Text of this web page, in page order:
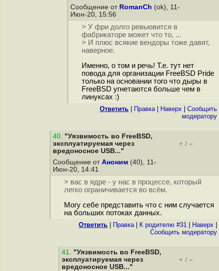
Сообщение от RomanCh (ok), 11-
Июн-20, 15:56
> У фри долго ревьювится в
фабрикаторе может что то, ...
> И плюс всякие вендоры тоже давят,
наверное.
Именно, о том и речь! Т.е. тут нет
повода для организации FreeBSD Pride
только на основании того что дыры в
FreeBSD угнетаются больше чем в
линуксах :)
Ответить Правка| Наверх
Cообщить
модератору
40. "Уязвимость во FreeBSD,
эксплуатируемая через
вредоносное USB..."
+ / –
Сообщение от Аноним (40), 11-
Июн-20, 14:41
> вас в ядре - у нас в процессе, который
легко ограничивается во всём.
Могу себе представить что с ним случается
на больших потоках данных.
Ответить Правка| К родителю #31 Наверх
Cообщить модератору
41. "Уязвимость во FreeBSD,
эксплуатируемая через
вредоносное USB..."
+ / –